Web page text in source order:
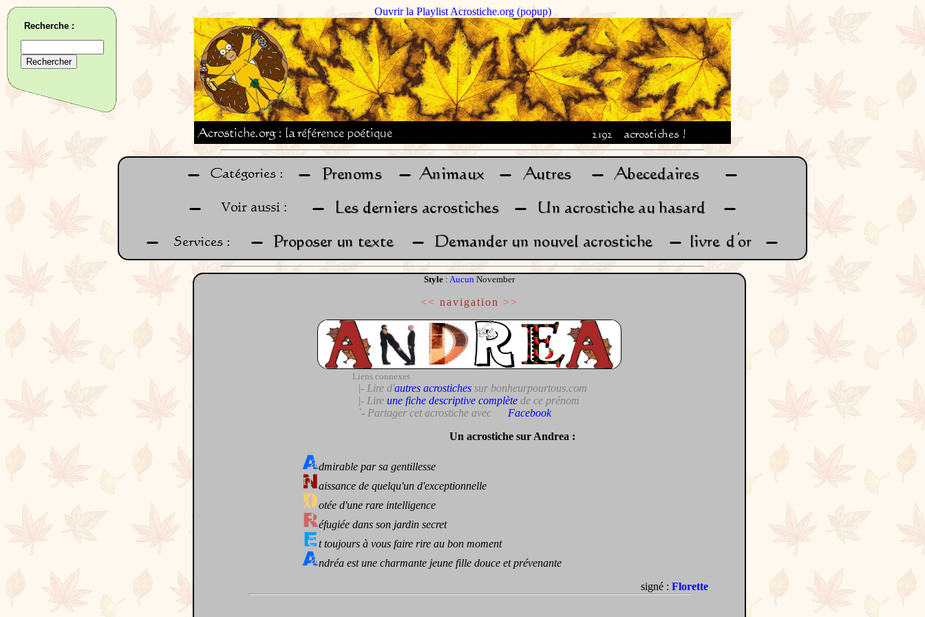
Ouvrir la Playlist Acrostiche.org (popup)
Style : Aucun November
<< navigation >>
Liens connexes :
|- Lire d'autres acrostichessur bonheurpourtous.com
|- Lire une fiche descriptive complètede ce prénom
`- Partager cet acrostiche avec
Facebook
Un acrostiche sur Andrea :
dmirable par sa gentillesse
aissance de quelqu'un d'exceptionnelle
otée d'une rare intelligence
éfugiée dans son jardin secret
t toujours à vous faire rire au bon moment
ndréa est une charmante jeune fille douce et prévenante
signé : Florette
Recherche :